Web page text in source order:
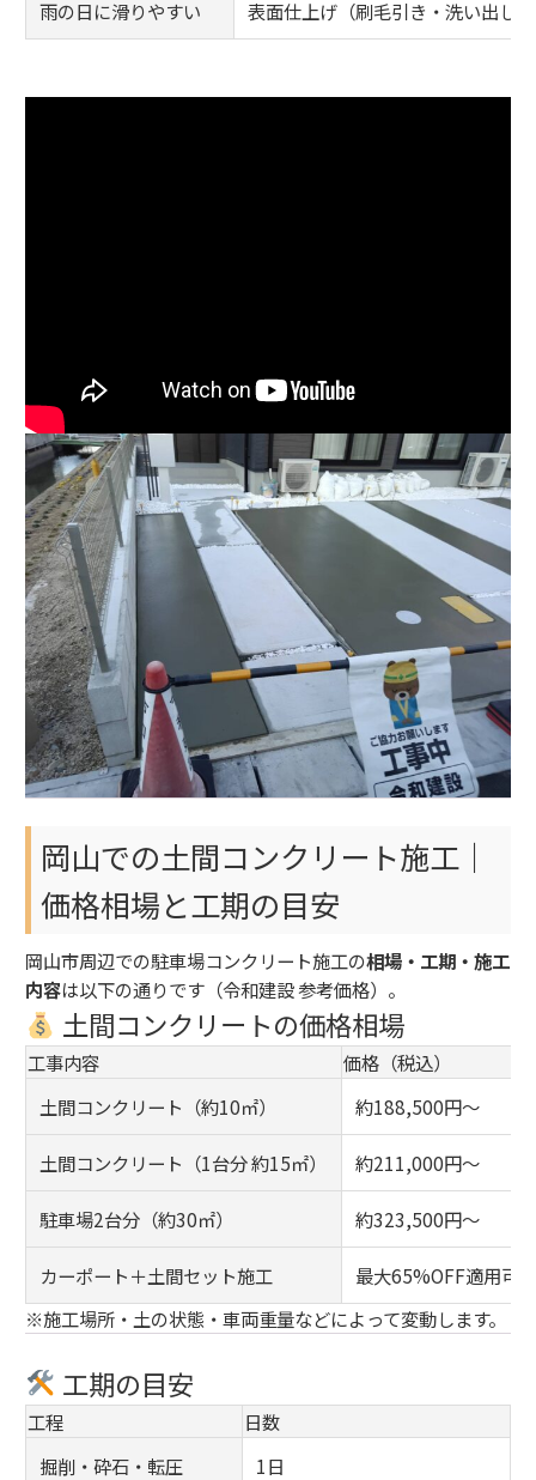
雨の日に滑りやすい 表面仕上げ（刷毛引き・洗い出し
岡山での土間コンクリート施工｜
価格相場と工期の目安
岡山市周辺での駐車場コンクリート施工の相場・工期・施工
内容は以下の通りです（令和建設 参考価格）。
土間コンクリートの価格相場
工事内容
価格（税込）
土間コンクリート（約10㎡）
約188,500円～
土間コンクリート（1台分 約15㎡） 約211,000円〜
駐車場2台分（約30㎡） 約323,500円〜
カーポート＋土間セット施工
最大65%OFF適用可
※施工場所・土の状態・車両重量などによって変動します。
工期の目安
工程
日数
掘削・砕石・転圧
1日